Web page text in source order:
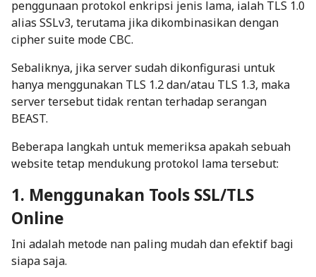
penggunaan protokol enkripsi jenis lama, ialah TLS 1.0
alias SSLv3, terutama jika dikombinasikan dengan
cipher suite mode CBC.
Sebaliknya, jika server sudah dikonfigurasi untuk
hanya menggunakan TLS 1.2 dan/atau TLS 1.3, maka
server tersebut tidak rentan terhadap serangan
BEAST.
Beberapa langkah untuk memeriksa apakah sebuah
website tetap mendukung protokol lama tersebut:
1. Menggunakan Tools SSL/TLS
Online
Ini adalah metode nan paling mudah dan efektif bagi
siapa saja.